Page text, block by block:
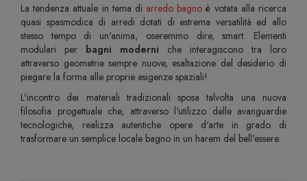
La tendenza attuale in tema di arredo bagno è votata alla ricerca
quasi spasmodica di arredi dotati di estrema versatilità ed allo
stesso tempo di un'anima, oseremmo dire, smart. Elementi
modulari per bagni moderni che interagiscono tra loro
attraverso geometrie sempre nuove, esaltazione del desiderio di
piegare la forma alle proprie esigenze spaziali!
L'incontro dei materiali tradizionali sposa talvolta una nuova
filosofia progettuale che, attraverso l'utilizzo delle avanguardie
tecnologiche, realizza autentiche opere d'arte in grado di
trasformare un semplice locale bagno in un harem del bell'essere.